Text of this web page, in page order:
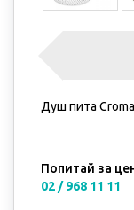
Душ пита
Попитай за
02 / 968 11 11